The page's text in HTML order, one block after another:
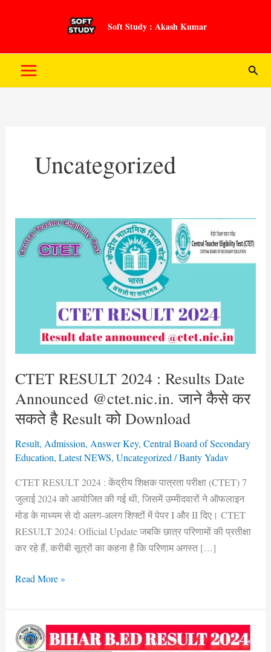
Soft Study : Akash Kumar
Uncategorized
CTET RESULT 2024 : Results Date
Announced @ctet.nic.in. जाने कैसे कर
सकते है Result को Download
Result, Admission, Answer Key, Central Board of Secondary
Education, Latest NEWS, Uncategorized/Banty Yadav
CTET RESULT 2024 : केंद्रीय शिक्षक पात्रता परीक्षा (CTET) 7
जुलाई 2024 को आयोजित की गई थी, जिसमें उम्मीदवारों ने ऑफलाइन
मोड के माध्यम से दो अलग-अलग शिफ्टों में पेपर I और II दिए। CTET
RESULT 2024: Official Update जबकि छात्र परिणामों की प्रतीक्षा
कर रहे हैं, करीबी सूत्रों का कहना है कि परिणाम अगस्त […]
CTET
RESULT
2024
Announced
@ctet.nic.in.
जाने
कैसे
सकते
है
Result
को
Read More »
Bihar
B.ED